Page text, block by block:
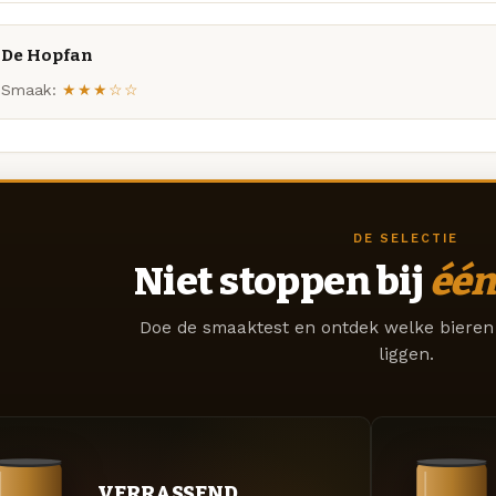
De Hopfan
Smaak: ★★★☆☆
DE SELECTIE
Niet stoppen bij één
Doe de smaaktest en ontdek welke
liggen.